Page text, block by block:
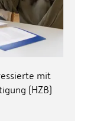
mit
(HZB)